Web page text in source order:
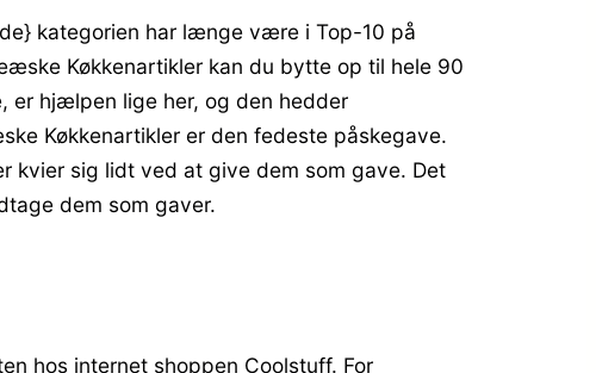
kategorien har længe være i Top-10 på
Køkkenartikler kan du bytte op til hele 90
er hjælpen lige her, og den hedder
Køkkenartikler er den fedeste påskegave.
kvier sig lidt ved at give dem som gave. Det
dem som gaver.
hos internet shoppen Coolstuff. For